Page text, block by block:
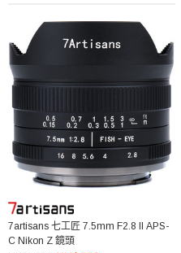
7artisans 七工匠 7.5mm F2.8 II APS-
C Nikon Z 鏡頭